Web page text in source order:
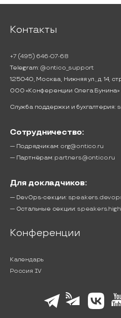
Контакты
+7 (495) 646-07-68
Telegram: @ontico_support
125040, Москва, Нижняя ул., д. 14,
ООО «Конференции Олега Бунина»
Служба поддержки и бухгалтерия:
Сотрудничество:
— Подрядчикам: org@ontico.ru
— Партнёрам: partners@ontico.ru
Для докладчиков:
— DevOps-секции:
— Остальные секции:
Конференции
Календарь
Россия IV